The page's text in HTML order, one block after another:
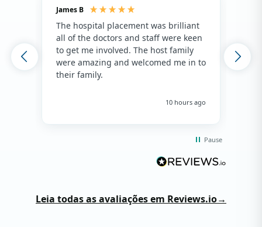
James B
The hospital placement was brilliant
all of the doctors and staff were keen
to get me involved. The host family
were amazing and welcomed me in to
their family.
10 hours ago
Pause
Leia todas as avaliações em Reviews.io→